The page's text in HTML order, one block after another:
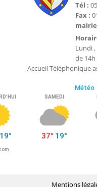
Tél :
Fax :
Lundi
de 14h
Accueil Téléphonique
Mentions